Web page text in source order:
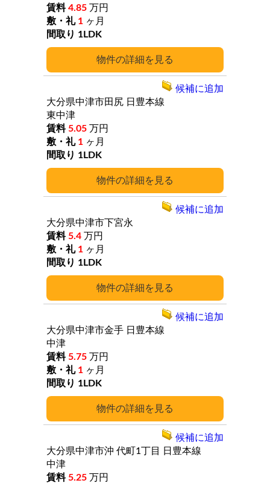
詳細
4.85 万円
1 ヶ月
1LDK
詳細
大分県中津市田尻 日豊本線
東中津
5.05 万円
1 ヶ月
1LDK
候補に追加
詳細
大分県中津市下宮永
5.4 万円
1 ヶ月
1LDK
候補に追加
詳細
大分県中津市金手 日豊本線
中津
5.75 万円
1 ヶ月
1LDK
候補に追加
大分県中津市沖 代町1丁目
日豊本線
中津
5.25 万円
候補に追加